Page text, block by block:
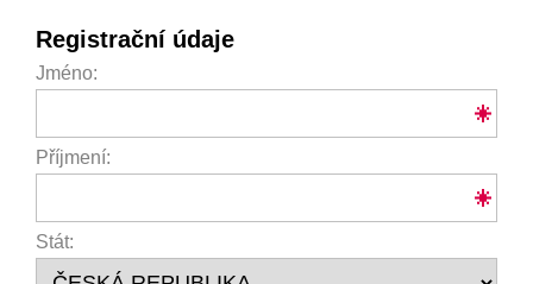
Registrační údaje
Jméno:
Příjmení:
Stát: